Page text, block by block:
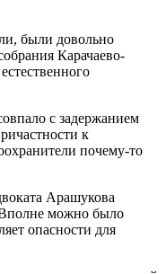
были довольно
Карачаево-
с задержанием
к
почему-то
Арашукова
Вполне можно было
опасности для